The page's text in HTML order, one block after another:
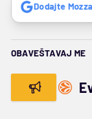
Dodajte
OBAVEŠTAVAJ ME